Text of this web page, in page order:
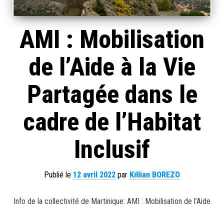
AMI : Mobilisation
de l’Aide à la Vie
Partagée dans le
cadre de l’Habitat
Inclusif
Publié le 12 avril 2022 par Killian BOREZO
Info de la collectivité de Martinique: AMI : Mobilisation de l’Aide